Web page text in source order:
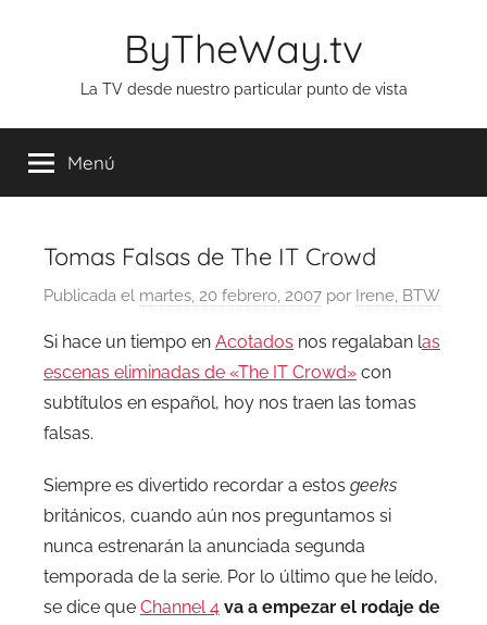
ByTheWay.tv
La TV desde nuestro particular punto de vista
Menú
Tomas Falsas de The IT Crowd
Publicada el martes, 20 febrero, 2007 por Irene, BTW
Si hace un tiempo en Acotados nos regalaban las
escenas eliminadas de «The IT Crowd» con
subtítulos en español, hoy nos traen las tomas
falsas.
Siempre es divertido recordar a estos geeks
británicos, cuando aún nos preguntamos si
nunca estrenarán la anunciada segunda
temporada de la serie. Por lo último que he leído,
se dice que Channel 4 va a empezar el rodaje de